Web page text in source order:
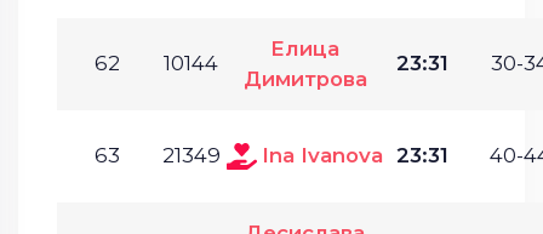
62 10144
Елица
Димитрова
23:31 30-
63 21349 Ina Ivanova 23:31 40-